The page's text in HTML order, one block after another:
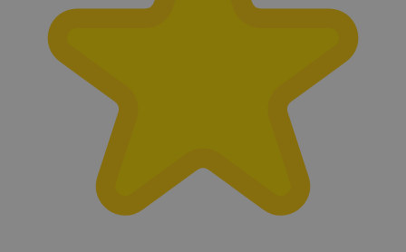
PHPSESSID
.buitenkado.nl